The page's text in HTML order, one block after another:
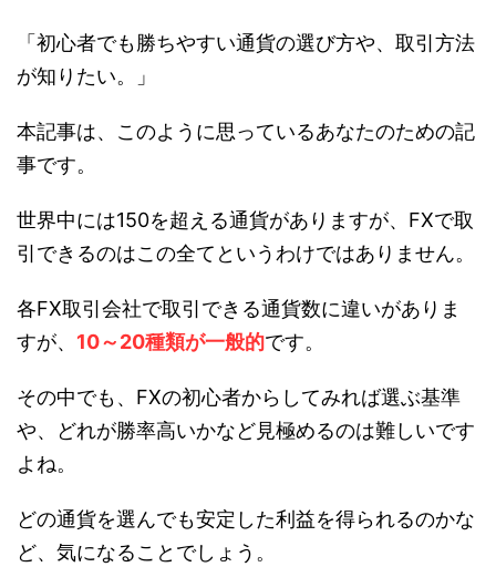
「初心者でも勝ちやすい通貨の選び方や、取引方法
が知りたい。」
本記事は、このように思っているあなたのための記
事です。
世界中には150を超える通貨がありますが、FXで取
引できるのはこの全てというわけではありません。
各FX取引会社で取引できる通貨数に違いがありま
すが、 10～20種類が一般的です。
その中でも、FXの初心者からしてみれば選ぶ基準
や、どれが勝率高いかなど見極めるのは難しいです
よね。
どの通貨を選んでも安定した利益を得られるのかな
ど、気になることでしょう。